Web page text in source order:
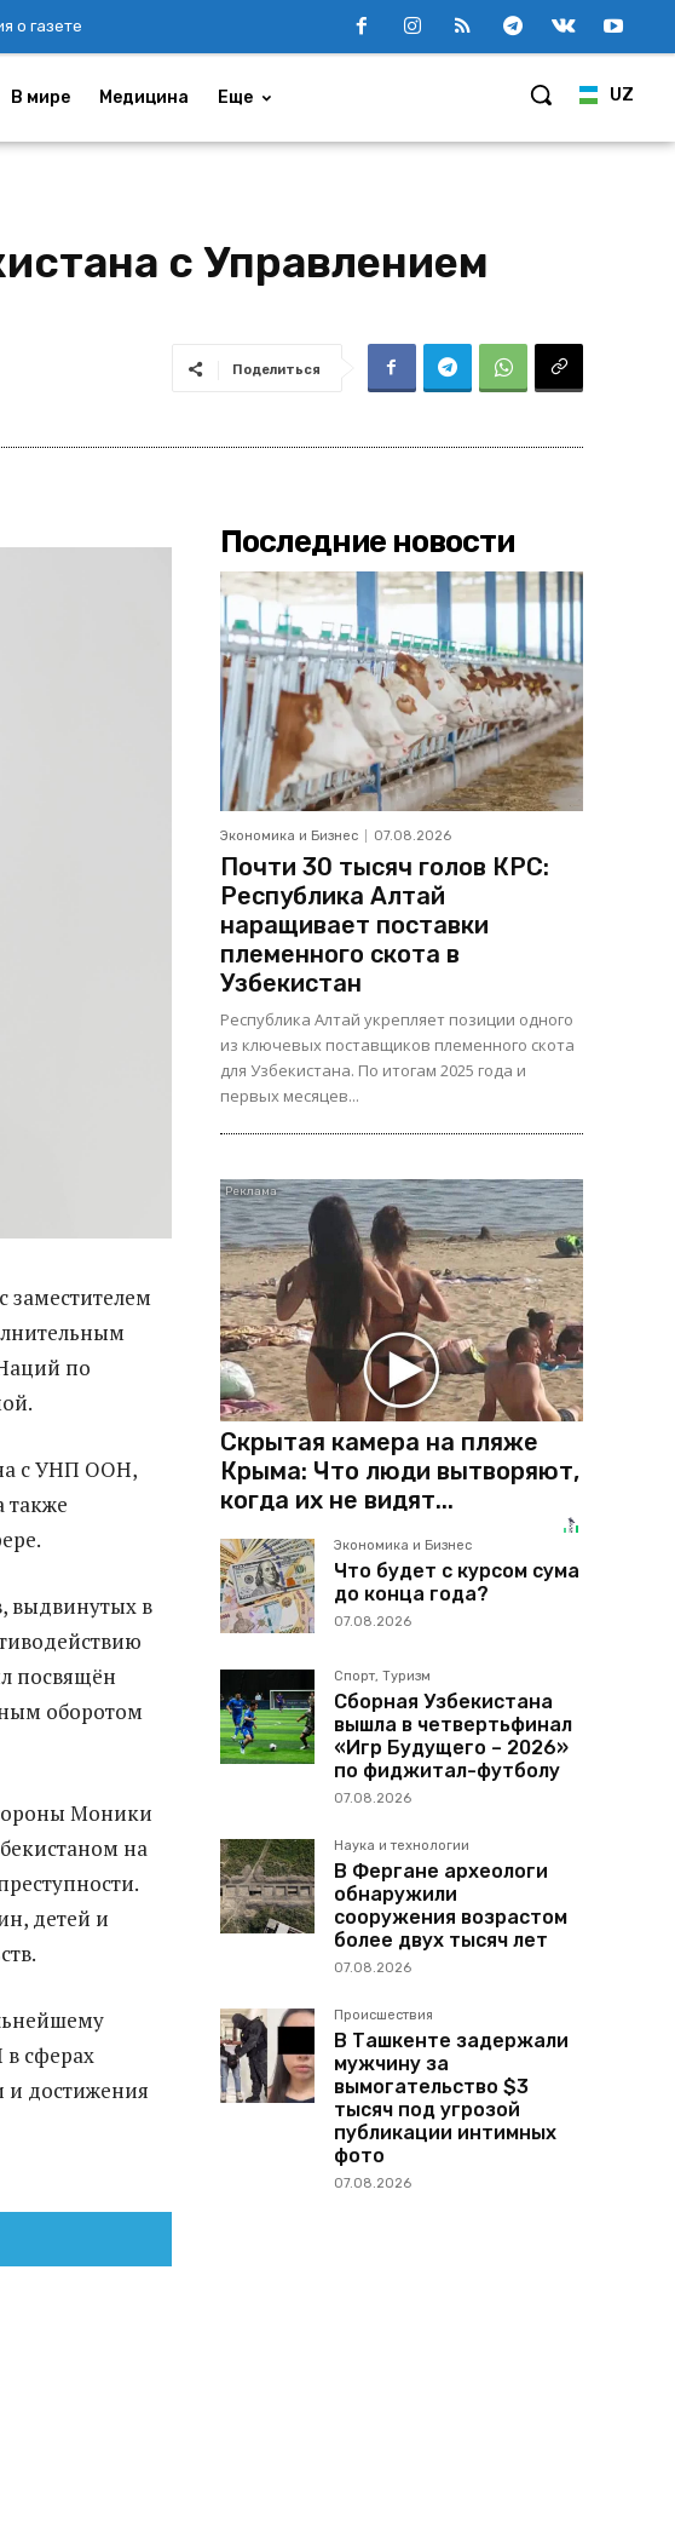
о газете
UZ
В мире Медицина Еще
с Управлением
Поделиться
заместителем
по
с УНП ООН,
также
выдвинутых в
посвящён
оборотом
Моники
на
детей и
сферах
и достижения
Последние новости
Экономика и Бизнес 07.08.2026
Почти 30 тысяч голов КРС:
Республика Алтай
наращивает поставки
племенного скота в
Узбекистан
Республика Алтай укрепляет позиции одного
из ключевых поставщиков племенного скота
для Узбекистана. По итогам 2025 года и
первых месяцев...
Скрытая камера на пляже
Крыма: Что люди вытворяют,
когда их не видят...
Экономика и Бизнес
Что будет с курсом сума
до конца года?
07.08.2026
Спорт, Туризм
Сборная Узбекистана
вышла в четвертьфинал
«Игр Будущего – 2026»
по фиджитал-футболу
07.08.2026
Наука и технологии
В Фергане археологи
обнаружили
сооружения возрастом
более двух тысяч лет
07.08.2026
Происшествия
В Ташкенте задержали
мужчину за
вымогательство $3
тысяч под угрозой
публикации интимных
фото
07.08.2026